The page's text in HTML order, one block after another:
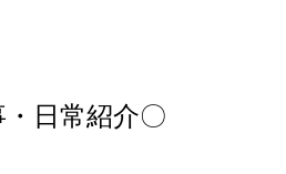
日常紹介〇